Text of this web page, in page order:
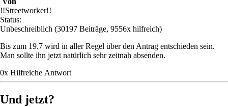
!!Streetworker!!
Status:
Unbeschreiblich (30197 Beiträge, 9556x hilfreich)
Bis zum 19.7 wird in aller Regel über den Antrag entschieden sein.
Man sollte ihn jetzt natürlich sehr zeitnah absenden.
0x Hilfreiche Antwort
Und jetzt?